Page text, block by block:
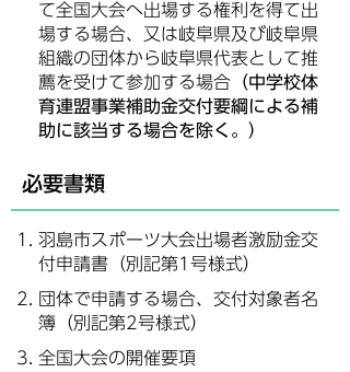
て全国大会へ出場する権利を得て出
場する場合、又は岐阜県及び岐阜県
組織の団体から岐阜県代表として推
薦を受けて参加する場合 （中学校体
育連盟事業補助金交付要綱による補
助に該当する場合を除く。）
必要書類
羽島市スポーツ大会出場者激励金交
付申請書（別記第1号様式）
団体で申請する場合、交付対象者名
簿（別記第2号様式）
全国大会の開催要項